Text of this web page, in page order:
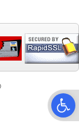
₪210.
₪180.
פתח סרגל